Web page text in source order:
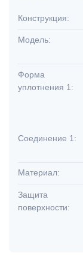
Конструкция:
Модель:
Форма
уплотнения 1:
Соединение 1:
Материал:
Защита
поверхности: